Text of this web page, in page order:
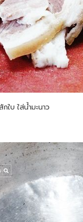
ใบ ใส่น้ำมะนาว